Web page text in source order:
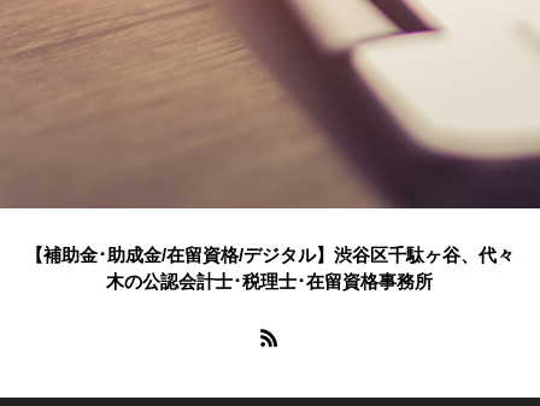
【補助金･助成金/在留資格/デジタル】渋谷区千駄ヶ谷、代々
木の公認会計士･税理士･在留資格事務所